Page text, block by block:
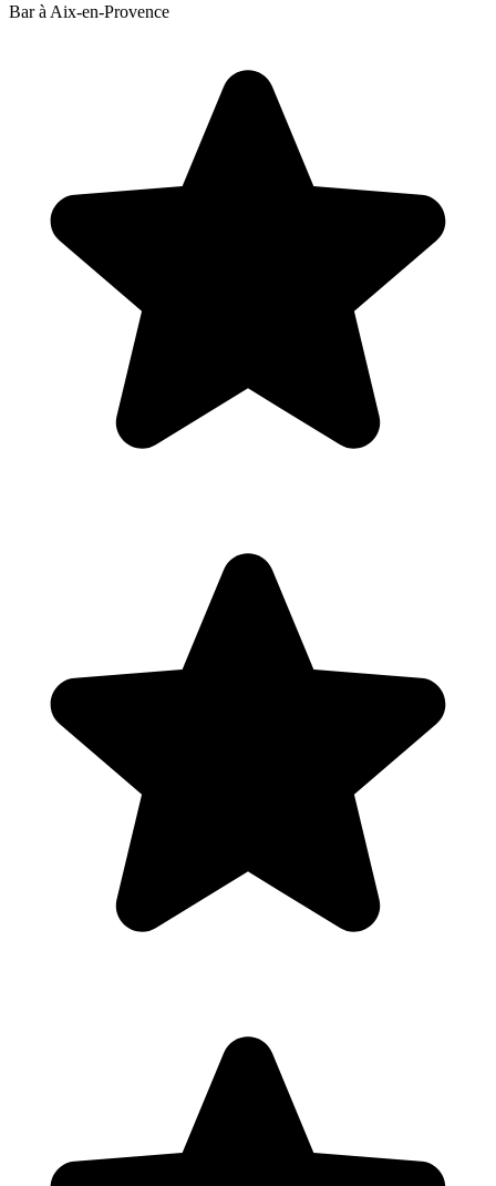
Bar à Aix-en-Provence